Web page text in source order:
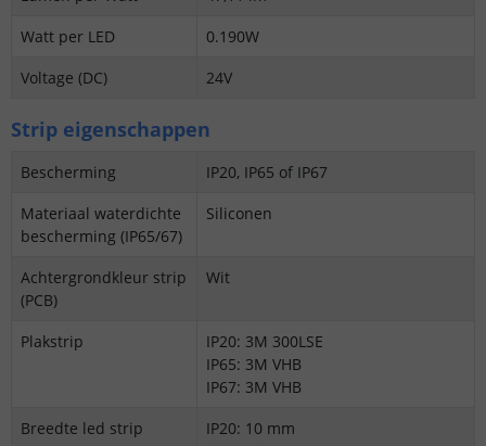
Watt per LED
0.190W
Voltage (DC)
24V
Strip eigenschappen
Bescherming
IP20, IP65 of IP67
Materiaal waterdichte
bescherming (IP65/67)
Siliconen
Achtergrondkleur strip
(PCB)
Wit
Plakstrip
IP20: 3M 300LSE
IP65: 3M VHB
IP67: 3M VHB
Breedte led strip
IP20: 10 mm